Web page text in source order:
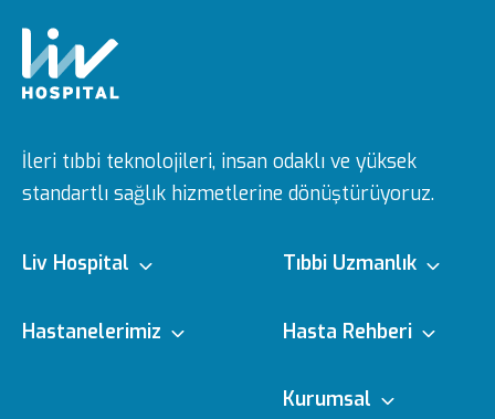
İleri tıbbi teknolojileri, insan odaklı ve yüksek
standartlı sağlık hizmetlerine dönüştürüyoruz.
Liv Hospital
Hastanelerimiz
Tıbbi Uzmanlık
Hasta Rehberi
e-Randevu
Kurumsal